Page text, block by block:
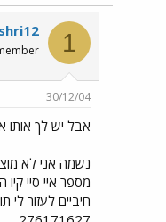
1
30/12/04
אבל יש לך אותו
נשמה אני לא
מספר איי סיי
חיביים לעזור לי